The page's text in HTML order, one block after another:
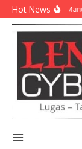
Lewati ke konten
Hot NewsTNI AD